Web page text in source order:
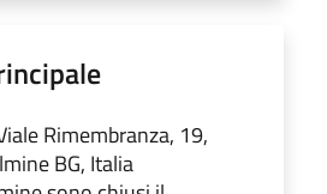
Rimembranza, 19,
BG, Italia